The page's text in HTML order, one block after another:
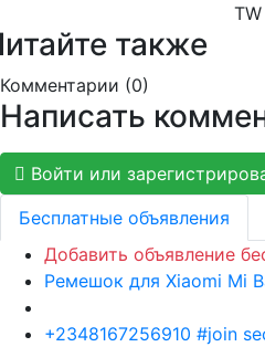
TW
также
Комментарии (0)
Написать
Войти или
Бесплатные объявления
Добавить объявление
Ремешок для Xiaomi Mi
+2348167256910 #join